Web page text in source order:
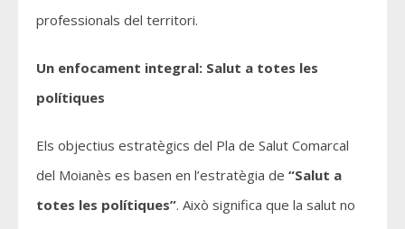
professionals del territori.
Un enfocament integral: Salut a totes les
polítiques
Els objectius estratègics del Pla de Salut Comarcal
del Moianès es basen en l’estratègia de “Salut a
totes les polítiques”. Això significa que la salut no